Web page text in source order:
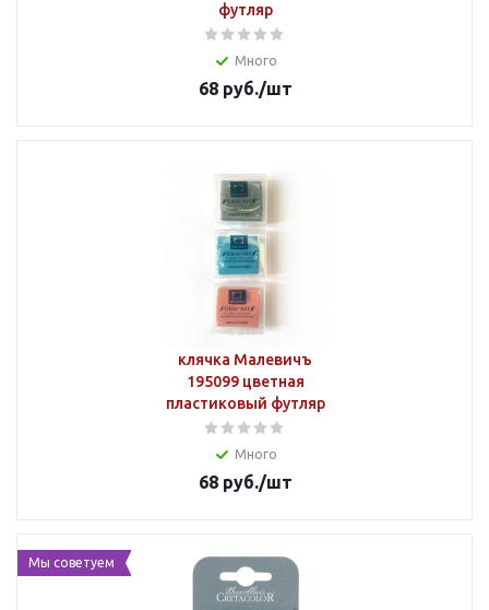
футляр
Много
68руб./шт
клячка Малевичъ
195099 цветная
пластиковый футляр
Много
68руб./шт
Мы советуем